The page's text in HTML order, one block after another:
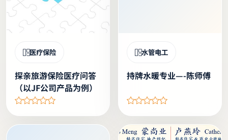
医疗保险
探亲旅游保险医疗问答
（以JF公司产品为例）
水管电工
持牌水暖专业—-陈师傅